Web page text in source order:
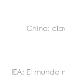
China:
IEA: El